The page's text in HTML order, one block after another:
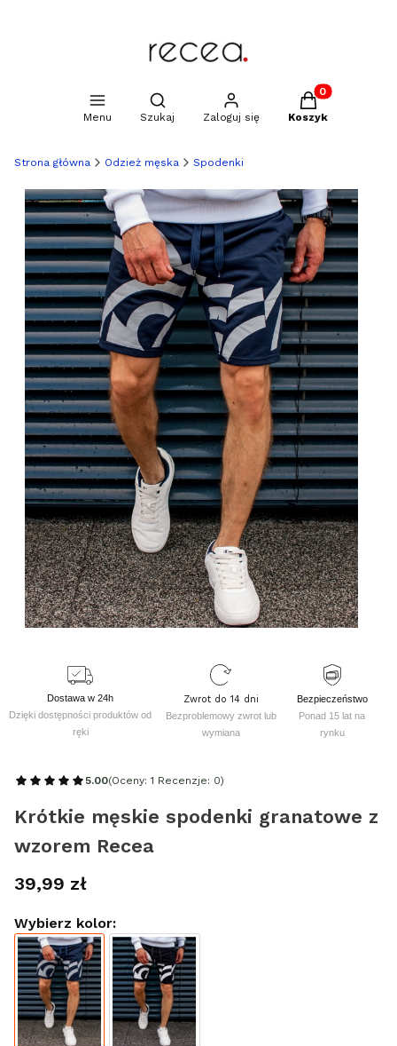
Menu
Otwórz wyszukiwarkę
Szukaj Zaloguj się
Produkty w
Koszyk
Strona główna Odzież męska Spodenki
Dostawa w 24h
Dzięki dostępności produktów od
ręki
Zwrot do 14 dni
Bezproblemowy zwrot lub
wymiana
Bezpieczeństwo
Ponad 15 lat na
rynku
5.00(Oceny: 1 Recenzje: 0)
Krótkie męskie spodenki granatowe z
wzorem Recea
Cena
39,99 zł
Wybierz kolor: